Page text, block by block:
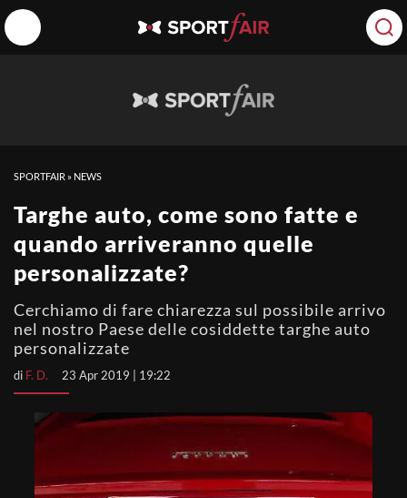
SPORTFAIR » NEWS
Targhe auto, come sono fatte e
quando arriveranno quelle
personalizzate?
Cerchiamo di fare chiarezza sul possibile arrivo
nel nostro Paese delle cosiddette targhe auto
personalizzate
di F. D. 23 Apr 2019 | 19:22